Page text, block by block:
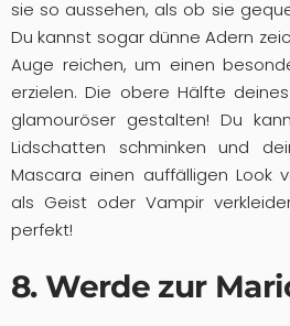
sie so aussehen, als ob sie
Du kannst sogar dünne Adern
Auge reichen, um einen
erzielen. Die obere Hälfte
glamouröser gestalten! Du
Lidschatten schminken und
Mascara einen auffälligen Look
als Geist oder Vampir
perfekt!
8. Werde zur